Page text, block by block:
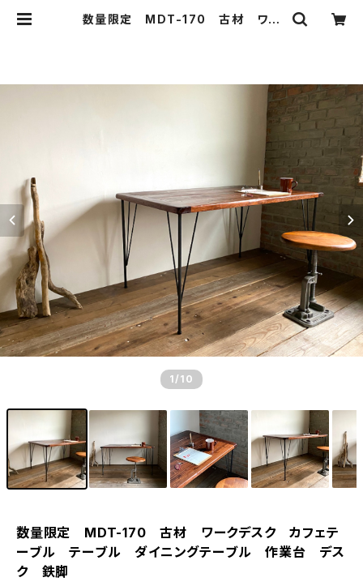
数量限定 MDT-170 古材 ワー
1 /10
数量限定 MDT-170 古材 ワークデスク カフェテ
ーブル テーブル ダイニングテーブル 作業台 デス
ク 鉄脚